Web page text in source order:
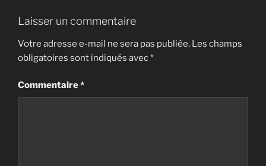
Laisser un commentaire
Votre adresse e-mail ne sera pas publiée. Les champs
obligatoires sont indiqués avec*
Commentaire*